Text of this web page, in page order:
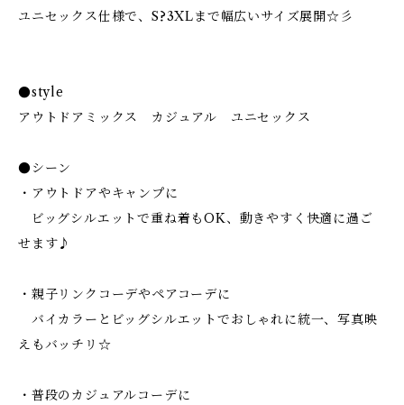
ユニセックス仕様で、S?3XLまで幅広いサイズ展開☆彡
●style
アウトドアミックス カジュアル ユニセックス
●シーン
・アウトドアやキャンプに
ビッグシルエットで重ね着もOK、動きやすく快適に過ご
せます♪
・親子リンクコーデやペアコーデに
バイカラーとビッグシルエットでおしゃれに統一、写真映
えもバッチリ☆
・普段のカジュアルコーデに